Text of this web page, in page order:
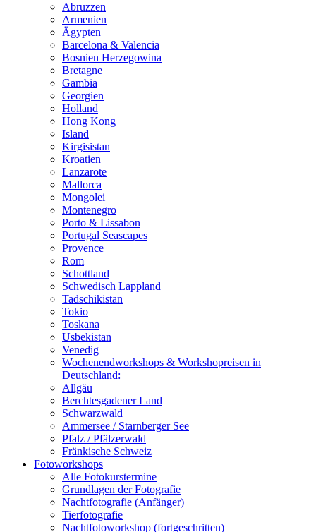
Abruzzen
Armenien
Ägypten
Barcelona & Valencia
Bosnien Herzegowina
Bretagne
Gambia
Georgien
Holland
Hong Kong
Island
Kirgisistan
Kroatien
Lanzarote
Mallorca
Mongolei
Montenegro
Porto & Lissabon
Portugal Seascapes
Provence
Rom
Schottland
Schwedisch Lappland
Tadschikistan
Tokio
Toskana
Usbekistan
Venedig
Wochenendworkshops & Workshopreisen in
Deutschland:
Allgäu
Berchtesgadener Land
Schwarzwald
Ammersee / Starnberger See
Pfalz / Pfälzerwald
Fränkische Schweiz
Fotoworkshops
Alle Fotokurstermine
Grundlagen der Fotografie
Nachtfotografie (Anfänger)
Tierfotografie
Nachtfotoworkshop (fortgeschritten)